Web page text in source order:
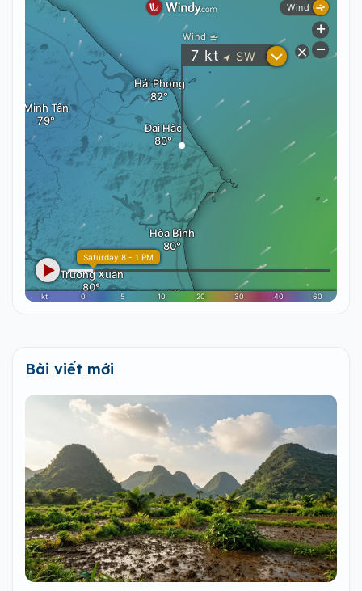
Bài viết mới